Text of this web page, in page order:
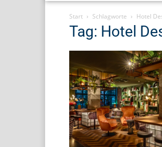
Start Schlagworte Hotel
Tag: Hotel